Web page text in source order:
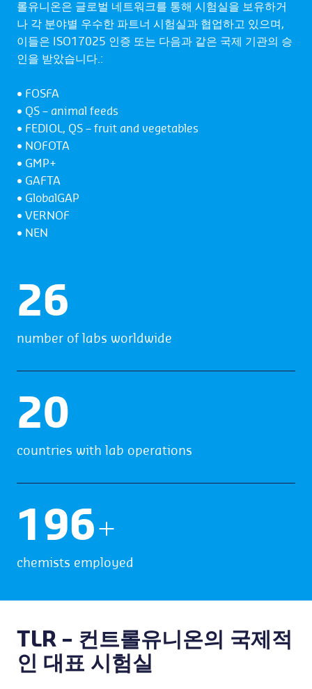
롤유니온은 글로벌 네트워크를 통해 시험실을 보유하거
나 각 분야별 우수한 파트너 시험실과 협업하고 있으며,
이들은 ISO17025 인증 또는 다음과 같은 국제 기관의 승
인을 받았습니다.:
• FOSFA
• QS – animal feeds
• FEDIOL, QS – fruit and vegetables
• NOFOTA
• GMP+
• GAFTA
• GlobalGAP
• VERNOF
• NEN
27
number of labs worldwide
20
countries with lab operations
199+
chemists employed
TLR – 컨트롤유니온의 국제적
인 대표 시험실